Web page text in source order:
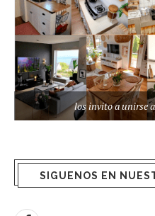
los invito a unirse
SIGUENOS EN